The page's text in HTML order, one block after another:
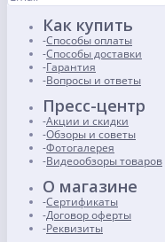
Как купить
Способы оплаты
Способы доставки
Гарантия
Вопросы и ответы
Пресс-центр
Акции и скидки
Обзоры и советы
Фотогалерея
Видеообзоры товаров
О магазине
Сертификаты
Договор оферты
Реквизиты